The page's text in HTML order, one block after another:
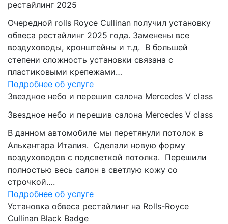
рестайлинг 2025
Очередной rolls Royce Cullinan получил установку
обвеса рестайлинг 2025 года. Заменены все
воздуховоды, кронштейны и т.д. В большей
степени сложность установки связана с
пластиковыми крепежами…
Подробнее об услуге
Звездное небо и перешив салона Mercedes V class
Звездное небо и перешив салона Mercedes V class
В данном автомобиле мы перетянули потолок в
Алькантара Италия. Сделали новую форму
воздуховодов с подсветкой потолка. Перешили
полностью весь салон в светлую кожу со
строчкой….
Подробнее об услуге
Установка обвеса рестайлинг на Rolls-Royce
Cullinan Black Badge